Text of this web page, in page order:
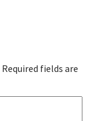
Required fields are